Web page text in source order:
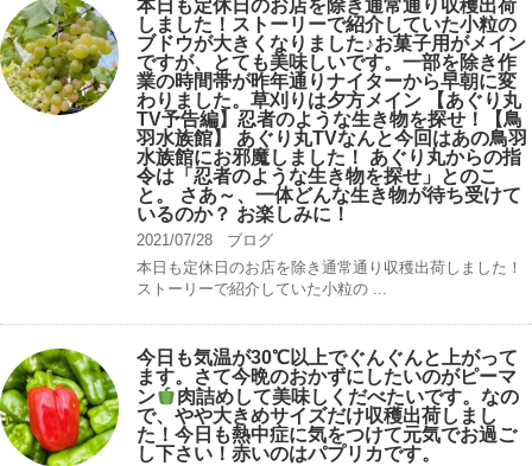
本日も定休日のお店を除き通常通り収穫出荷
しました！ストーリーで紹介していた小粒の
ブドウが大きくなりました♪お菓子用がメイン
ですが、とても美味しいです。一部を除き作
業の時間帯が昨年通りナイターから早朝に変
わりました。草刈りは夕方メイン 【あぐり丸
TV予告編】忍者のような生き物を探せ！【鳥
羽水族館】 あぐり丸TVなんと今回はあの鳥羽
水族館にお邪魔しました！ あぐり丸からの指
令は「忍者のような生き物を探せ」とのこ
と。 さあ～、一体どんな生き物が待ち受けて
いるのか？ お楽しみに！
2021/07/28
ブログ
本日も定休日のお店を除き通常通り収穫出荷しました！
ストーリーで紹介していた小粒の ...
今日も気温が30℃以上でぐんぐんと上がって
ます。さて今晩のおかずにしたいのがピーマ
ン
肉詰めして美味しくだべたいです。なの
で、やや大きめサイズだけ収穫出荷しまし
た！今日も熱中症に気をつけて元気でお過ご
し下さい！赤いのはパプリカです。